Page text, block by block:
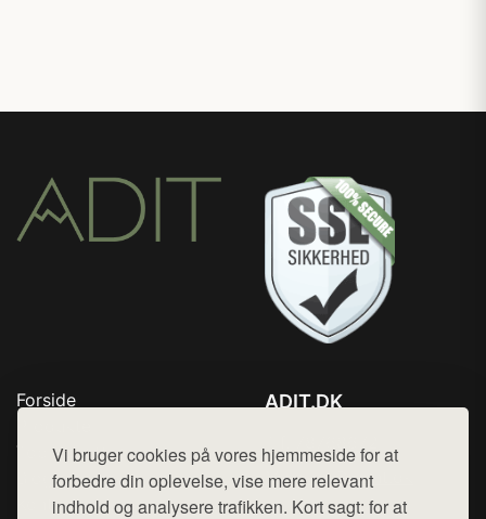
Vi bruger cookies på vores hjemmeside for at
forbedre din oplevelse, vise mere relevant
indhold og analysere trafikken. Kort sagt: for at
Forside
Top Rabatter
Blog
Kontakt
ADIT.DK
Mail: hej@want.dk